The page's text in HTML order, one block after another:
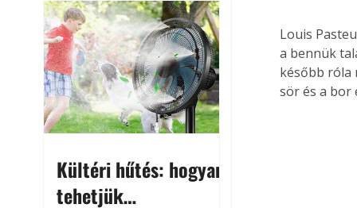
megközelítheti. Ez nemcsak a
beszállást teszi kellemetlenné,
hanem az autó állapotára és a
benne hagyott tárgyakra is
káros hatással lehet. Néhány
egyszerű óvintézkedéssel
azonban jelentősen
csökkenthetjük a hőség káros
Kültéri hűtés: hogyan
tehetjük
Louis
a bennük
később róla
sör és a bor